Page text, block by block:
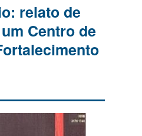
relato de
Centro de